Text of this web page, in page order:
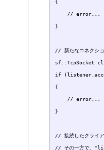
{
    // error...
}
// 新たなコネクショ
sf::TcpSocket
if
{
    // error...
}
// 接続したクライ